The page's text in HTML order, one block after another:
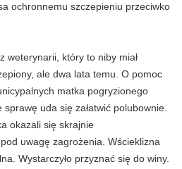
ochronnemu szczepieniu przeciwko
weterynarii, który to niby miał
ale dwa lata temu. O pomoc
matka pogryzionego
uda się załatwić polubownie.
okazali się skrajnie
uwagę zagrożenia. Wścieklizna
Wystarczyło przyznać się do winy.